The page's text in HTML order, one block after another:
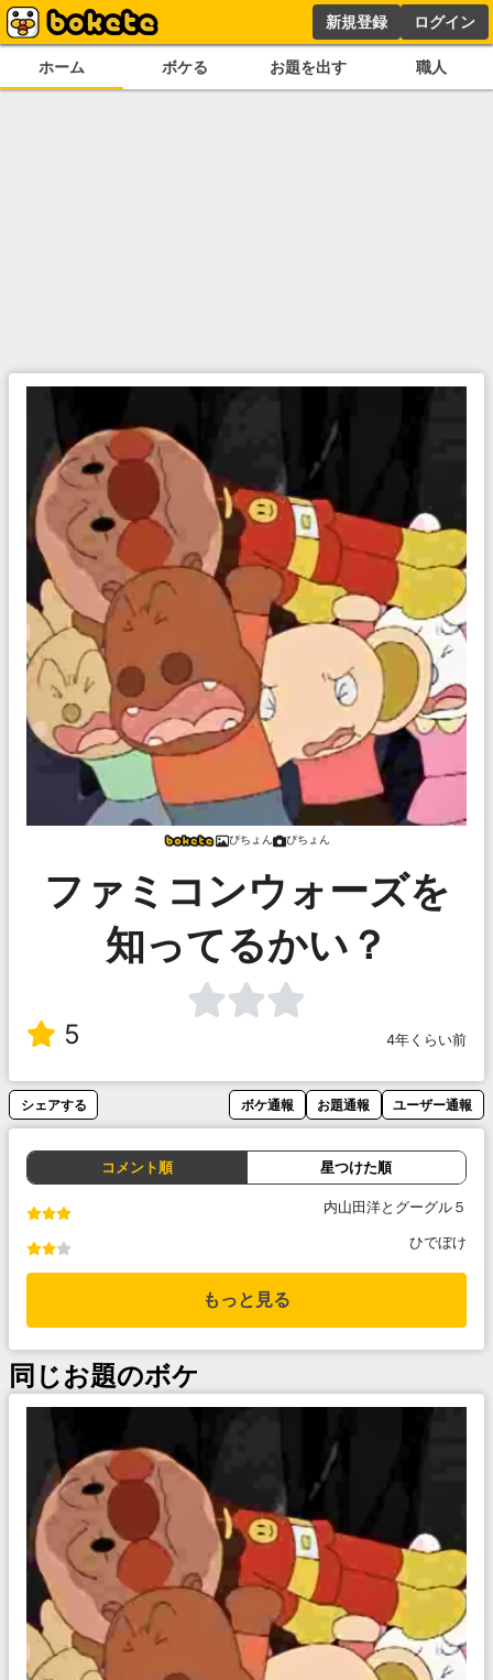
新規登録 ログイン
ホーム ボケる お題を出す 職人
ぴちょん ぴちょん
ファミコンウォーズを
知ってるかい？
5 4年くらい前
シェアする ボケ通報 お題通報 ユーザー通報
コメント順 星つけた順
内山田洋とグーグル５
ひでぼけ
もっと見る
同じお題のボケ